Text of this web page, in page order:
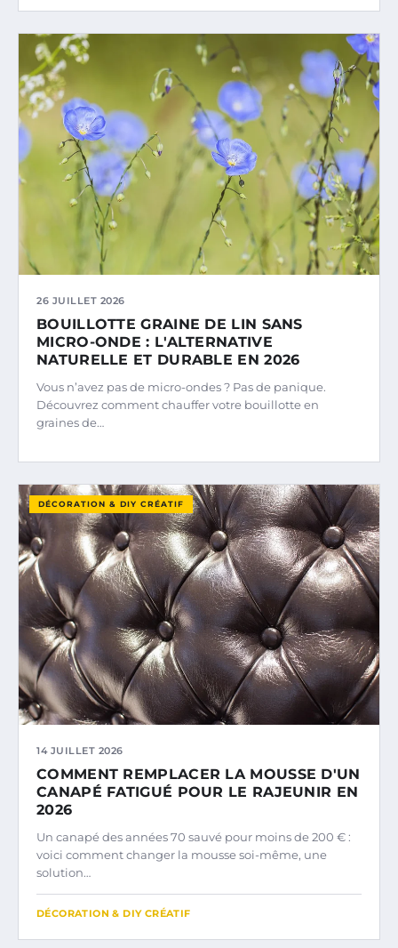
26 JUILLET 2026
BOUILLOTTE GRAINE DE LIN SANS
MICRO-ONDE : L'ALTERNATIVE
NATURELLE ET DURABLE EN 2026
Vous n’avez pas de micro-ondes ? Pas de panique.
Découvrez comment chauffer votre bouillotte en
graines de…
DÉCORATION & DIY CRÉATIF
14 JUILLET 2026
COMMENT REMPLACER LA MOUSSE D'UN
CANAPÉ FATIGUÉ POUR LE RAJEUNIR EN
2026
Un canapé des années 70 sauvé pour moins de 200 € :
voici comment changer la mousse soi-même, une
solution…
DÉCORATION & DIY CRÉATIF